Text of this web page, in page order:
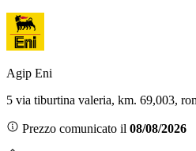
Agip Eni
5 via tiburtina valeria, km. 69,003,
Prezzo comunicato il 08/08/2026